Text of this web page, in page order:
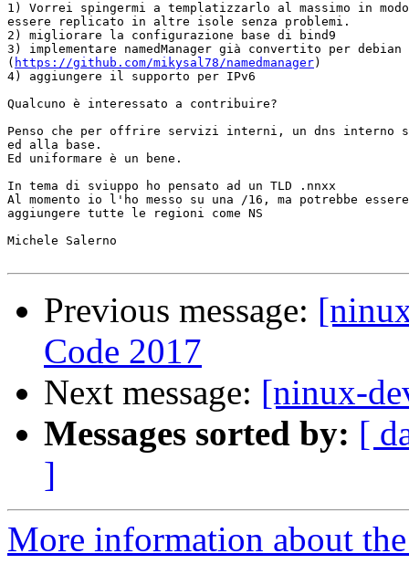
1) Vorrei spingermi a templatizzarlo al massimo in modo
essere replicato in altre isole senza problemi.
2) migliorare la configurazione base di bind9
3) implementare namedManager già convertito per debian
( https://github.com/mikysal78/namedmanager)
4) aggiungere il supporto per IPv6
Qualcuno è interessato a contribuire?
Penso che per offrire servizi interni, un dns interno
ed alla base.
Ed uniformare è un bene.
In tema di sviuppo ho pensato ad un TLD .nnxx
Al momento io l'ho messo su una /16, ma potrebbe
aggiungere tutte le regioni come NS
Michele Salerno
Previous message:
Code 2017
Next message: [ninux-
Messages sorted by: [
]
More information about